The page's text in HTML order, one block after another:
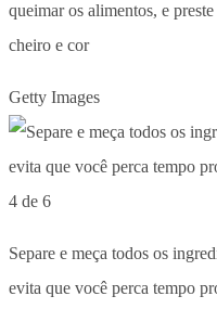
queimar os alimentos, e
cheiro e cor
Getty Images
4 de 6
Separe e meça todos os
evita que você perca tempo